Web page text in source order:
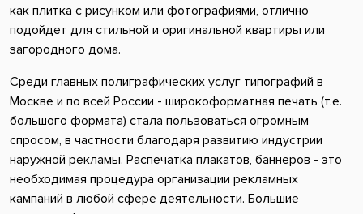
как плитка с рисунком или фотографиями, отлично
подойдет для стильной и оригинальной квартиры или
загородного дома.
Среди главных полиграфических услуг типографий в
Москве и по всей России - широкоформатная печать (т.е.
большого формата) стала пользоваться огромным
спросом, в частности благодаря развитию индустрии
наружной рекламы. Распечатка плакатов, баннеров - это
необходимая процедура организации рекламных
кампаний в любой сфере деятельности. Большие